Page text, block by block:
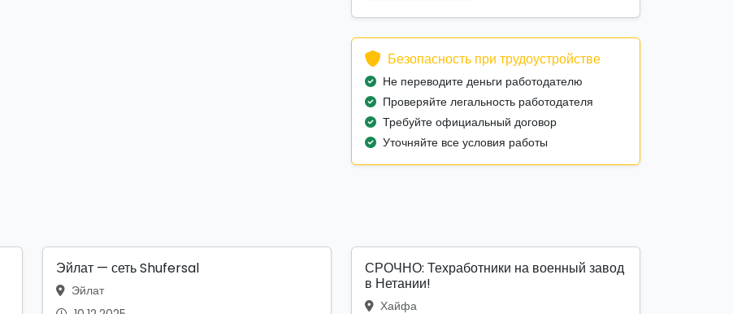
Безопасность при трудоустройстве
Не переводите деньги работодателю
Проверяйте легальность работодателя
Требуйте официальный договор
Уточняйте все условия работы
Эйлат — сеть Shufersal
Эйлат
СРОЧНО: Техработники на военный завод
в Нетании!
Хайфа